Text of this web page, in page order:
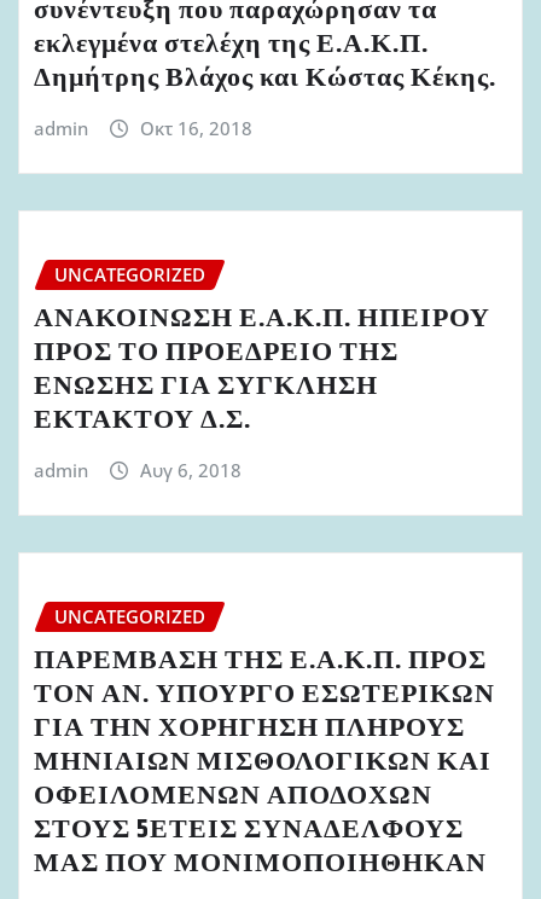
συνέντευξη που παραχώρησαν τα
εκλεγμένα στελέχη της Ε.Α.Κ.Π.
Δημήτρης Βλάχος και Κώστας Κέκης.
admin Οκτ 16, 2018
UNCATEGORIZED
ΑΝΑΚΟΙΝΩΣΗ Ε.Α.Κ.Π. ΗΠΕΙΡΟΥ
ΠΡΟΣ ΤΟ ΠΡΟΕΔΡΕΙΟ ΤΗΣ
ΕΝΩΣΗΣ ΓΙΑ ΣΥΓΚΛΗΣΗ
ΕΚΤΑΚΤΟΥ Δ.Σ.
admin Αυγ 6, 2018
UNCATEGORIZED
ΠΑΡΕΜΒΑΣΗ ΤΗΣ Ε.Α.Κ.Π. ΠΡΟΣ
ΤΟΝ ΑΝ. ΥΠΟΥΡΓΟ ΕΣΩΤΕΡΙΚΩΝ
ΓΙΑ ΤΗΝ ΧΟΡΗΓΗΣΗ ΠΛΗΡΟΥΣ
ΜΗΝΙΑΙΩΝ ΜΙΣΘΟΛΟΓΙΚΩΝ ΚΑΙ
ΟΦΕΙΛΟΜΕΝΩΝ ΑΠΟΔΟΧΩΝ
ΣΤΟΥΣ 5ΕΤΕΙΣ ΣΥΝΑΔΕΛΦΟΥΣ
ΜΑΣ ΠΟΥ ΜΟΝΙΜΟΠΟΙΗΘΗΚΑΝ